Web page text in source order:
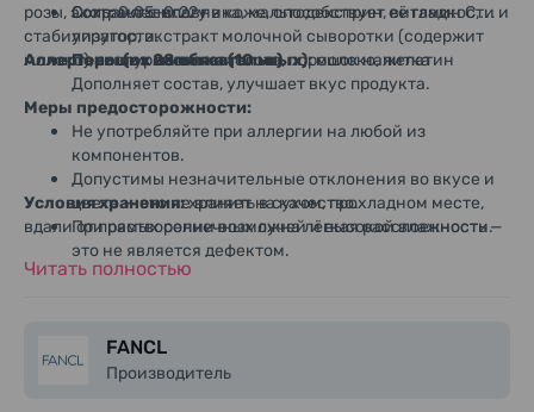
Сохраняет влагу в коже, способствует её гладкости и
упругости.
Порошок напитка (10 мг)
Дополняет состав, улучшает вкус продукта.
Соль: 0.05–0.22 г
розы, экстракт шиповника, мальтодекстрин, витамин C,
стабилизатор, экстракт молочной сыворотки (содержит
молоко), гиалуроновая кислота, порошок напитка
Аллергены (из 28 обязательных):молоко, желатин
Меры предосторожности:
Не употребляйте при аллергии на любой из
компонентов.
Допустимы незначительные отклонения во вкусе и
цвете — это не влияет на качество.
При растворении возможна лёгкая расслоенность —
это не является дефектом.
Храните в недоступном для детей месте.
При наличии заболеваний, беременности или
приёме лекарств — проконсультируйтесь с врачом.
Условия хранения:хранить в сухом, прохладном месте,
вдали от прямых солнечных лучей и высокой влажности.
Читать полностью
FANCL
Производитель